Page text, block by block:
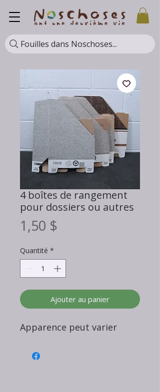
Fouilles dans Noschoses...
4 boîtes de rangement
pour dossiers ou autres
1,50 $
Quantité *
Ajouter au panier
Apparence peut varier